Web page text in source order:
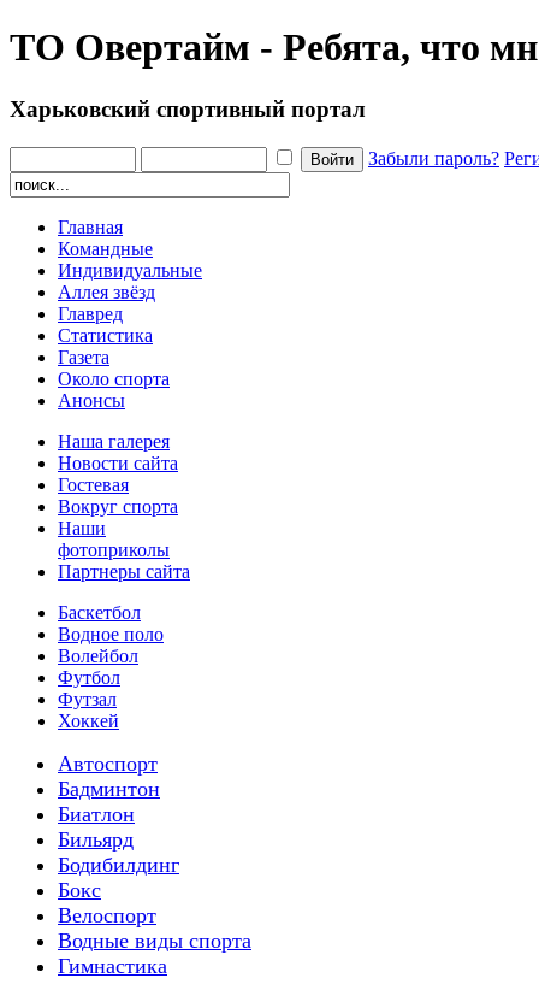
ТО Овертайм - Ребята, что
Харьковский спортивный портал
Забыли пароль?
Главная
Командные
Индивидуальные
Аллея звёзд
Главред
Статистика
Газета
Около спорта
Анонсы
Наша галерея
Новости сайта
Гостевая
Вокруг спорта
Наши
фотоприколы
Партнеры сайта
Баскетбол
Водное поло
Волейбол
Футбол
Футзал
Хоккей
Автоспорт
Бадминтон
Биатлон
Бильярд
Бодибилдинг
Бокс
Велоспорт
Водные виды спорта
Гимнастика